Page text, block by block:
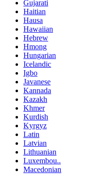
Gujarati
Haitian
Hausa
Hawaiian
Hebrew
Hmong
Hungarian
Icelandic
Igbo
Javanese
Kannada
Kazakh
Khmer
Kurdish
Kyrgyz
Latin
Latvian
Lithuanian
Luxembou..
Macedonian